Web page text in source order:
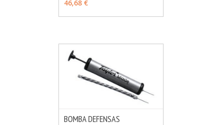
46,68 €
BOMBA DEFENSAS